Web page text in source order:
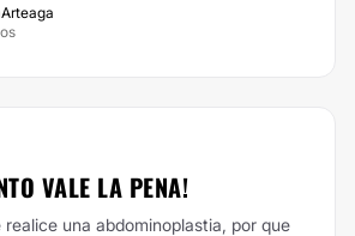
VALE LA PENA!
realice una abdominoplastia, por que